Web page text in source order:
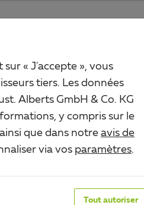
« J'accepte », vous
tiers. Les données
Alberts GmbH & Co. KG
y compris sur le
que dans notre avis de
via vos paramètres.
Tout autoriser
EN U À